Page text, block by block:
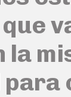
la